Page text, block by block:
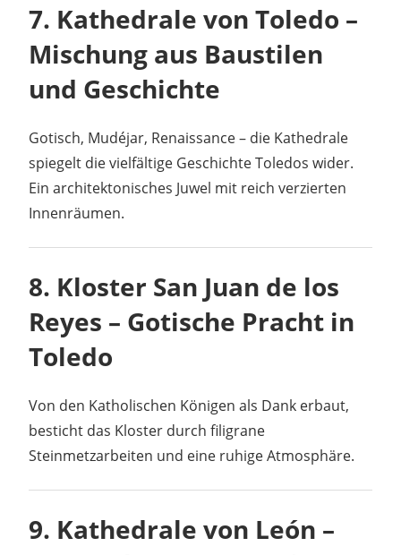
7. Kathedrale von Toledo –
Mischung aus Baustilen
und Geschichte
Gotisch, Mudéjar, Renaissance – die Kathedrale
spiegelt die vielfältige Geschichte Toledos wider.
Ein architektonisches Juwel mit reich verzierten
Innenräumen.
8. Kloster San Juan de los
Reyes – Gotische Pracht in
Toledo
Von den Katholischen Königen als Dank erbaut,
besticht das Kloster durch filigrane
Steinmetzarbeiten und eine ruhige Atmosphäre.
9. Kathedrale von León –